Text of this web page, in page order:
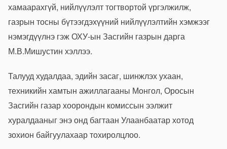
хамаарахгүй, нийлүүлэлт тогтвортой үргэлжилж,
газрын тосны бүтээгдэхүүний нийлүүлэлтийн хэмжээг
нэмэгдүүлнэ гэж ОХУ-ын Засгийн газрын дарга
М.В.Мишустин хэллээ.
Талууд худалдаа, эдийн засаг, шинжлэх ухаан,
техникийн хамтын ажиллагааны Монгол, Оросын
Засгийн газар хоорондын комиссын ээлжит
хуралдааныг энэ онд багтаан Улаанбаатар хотод
зохион байгуулахаар тохиролцлоо.